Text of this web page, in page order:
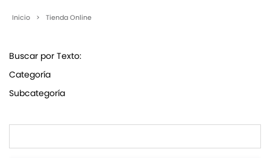
Inicio > Tienda Online
Buscar por Texto:
Categoría
Subcategoría